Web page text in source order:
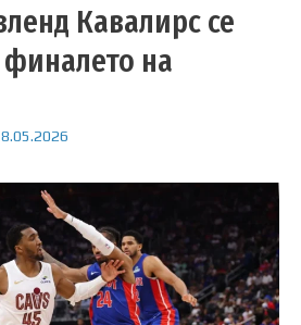
Кавалирс се
на